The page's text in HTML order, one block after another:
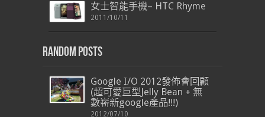
女士智能手機– HTC Rhyme
2011/10/11
Random Posts
Google I/O 2012發佈會回顧
(超可愛巨型Jelly Bean + 無
數嶄新google產品!!!)
2012/07/10